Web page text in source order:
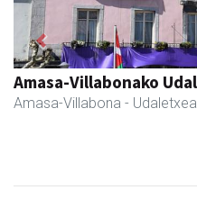
Erniobea BHI
Amasa-Villabona - Hezkuntza
Previous